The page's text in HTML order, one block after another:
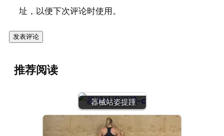
址，以便下次评论时使用。
推荐阅读
器械站姿提踵